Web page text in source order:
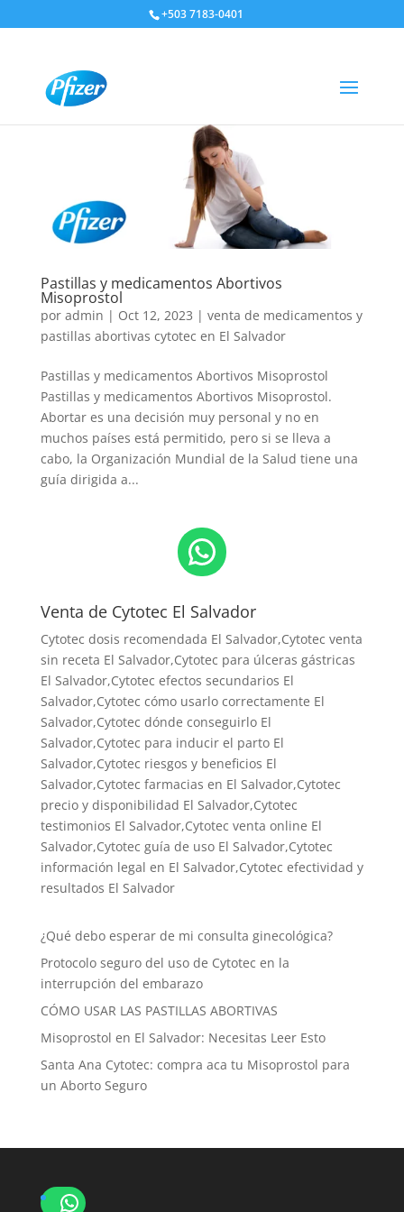
+503 7183-0401
Pastillas y medicamentos Abortivos
Misoprostol
por admin | Oct 12, 2023 | venta de medicamentos y
pastillas abortivas cytotec en El Salvador
Pastillas y medicamentos Abortivos Misoprostol
Pastillas y medicamentos Abortivos Misoprostol.
Abortar es una decisión muy personal y no en
muchos países está permitido, pero si se lleva a
cabo, la Organización Mundial de la Salud tiene una
guía dirigida a...
WhatsApp
Venta de Cytotec El Salvador
Cytotec dosis recomendada El Salvador,Cytotec venta
sin receta El Salvador,Cytotec para úlceras gástricas
El Salvador,Cytotec efectos secundarios El
Salvador,Cytotec cómo usarlo correctamente El
Salvador,Cytotec dónde conseguirlo El
Salvador,Cytotec para inducir el parto El
Salvador,Cytotec riesgos y beneficios El
Salvador,Cytotec farmacias en El Salvador,Cytotec
precio y disponibilidad El Salvador,Cytotec
testimonios El Salvador,Cytotec venta online El
Salvador,Cytotec guía de uso El Salvador,Cytotec
información legal en El Salvador,Cytotec efectividad y
resultados El Salvador
¿Qué debo esperar de mi consulta ginecológica?
Protocolo seguro del uso de Cytotec en la
interrupción del embarazo
CÓMO USAR LAS PASTILLAS ABORTIVAS
Misoprostol en El Salvador: Necesitas Leer Esto
Santa Ana Cytotec: compra aca tu Misoprostol para
un Aborto Seguro
WhatsApp